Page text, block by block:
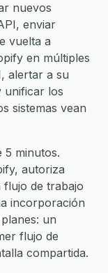
nuevos
enviar
vuelta a
en múltiples
alertar a su
unificar los
sistemas vean
5 minutos.
autoriza
de trabajo
incorporación
un
flujo de
compartida.